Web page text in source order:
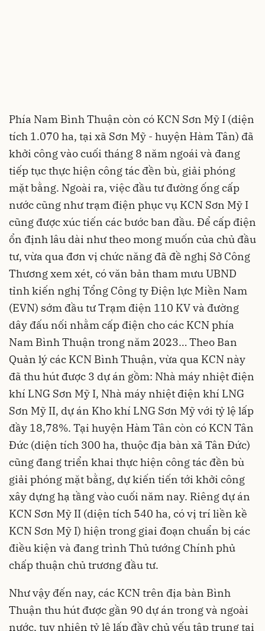
Phía Nam Bình Thuận còn có KCN Sơn Mỹ I (diện
tích 1.070 ha, tại xã Sơn Mỹ - huyện Hàm Tân) đã
khởi công vào cuối tháng 8 năm ngoái và đang
tiếp tục thực hiện công tác đền bù, giải phóng
mặt bằng. Ngoài ra, việc đầu tư đường ống cấp
nước cũng như trạm điện phục vụ KCN Sơn Mỹ I
cũng được xúc tiến các bước ban đầu. Để cấp điện
ổn định lâu dài như theo mong muốn của chủ đầu
tư, vừa qua đơn vị chức năng đã đề nghị Sở Công
Thương xem xét, có văn bản tham mưu UBND
tỉnh kiến nghị Tổng Công ty Điện lực Miền Nam
(EVN) sớm đầu tư Trạm điện 110 KV và đường
dây đấu nối nhằm cấp điện cho các KCN phía
Nam Bình Thuận trong năm 2023… Theo Ban
Quản lý các KCN Bình Thuận, vừa qua KCN này
đã thu hút được 3 dự án gồm: Nhà máy nhiệt điện
khí LNG Sơn Mỹ I, Nhà máy nhiệt điện khí LNG
Sơn Mỹ II, dự án Kho khí LNG Sơn Mỹ với tỷ lệ lấp
đầy 18,78%. Tại huyện Hàm Tân còn có KCN Tân
Đức (diện tích 300 ha, thuộc địa bàn xã Tân Đức)
cũng đang triển khai thực hiện công tác đền bù
giải phóng mặt bằng, dự kiến tiến tới khởi công
xây dựng hạ tầng vào cuối năm nay. Riêng dự án
KCN Sơn Mỹ II (diện tích 540 ha, có vị trí liền kề
KCN Sơn Mỹ I) hiện trong giai đoạn chuẩn bị các
điều kiện và đang trình Thủ tướng Chính phủ
chấp thuận chủ trương đầu tư.
Như vậy đến nay, các KCN trên địa bàn Bình
Thuận thu hút được gần 90 dự án trong và ngoài
nước, tuy nhiên tỷ lệ lấp đầy chủ yếu tập trung tại